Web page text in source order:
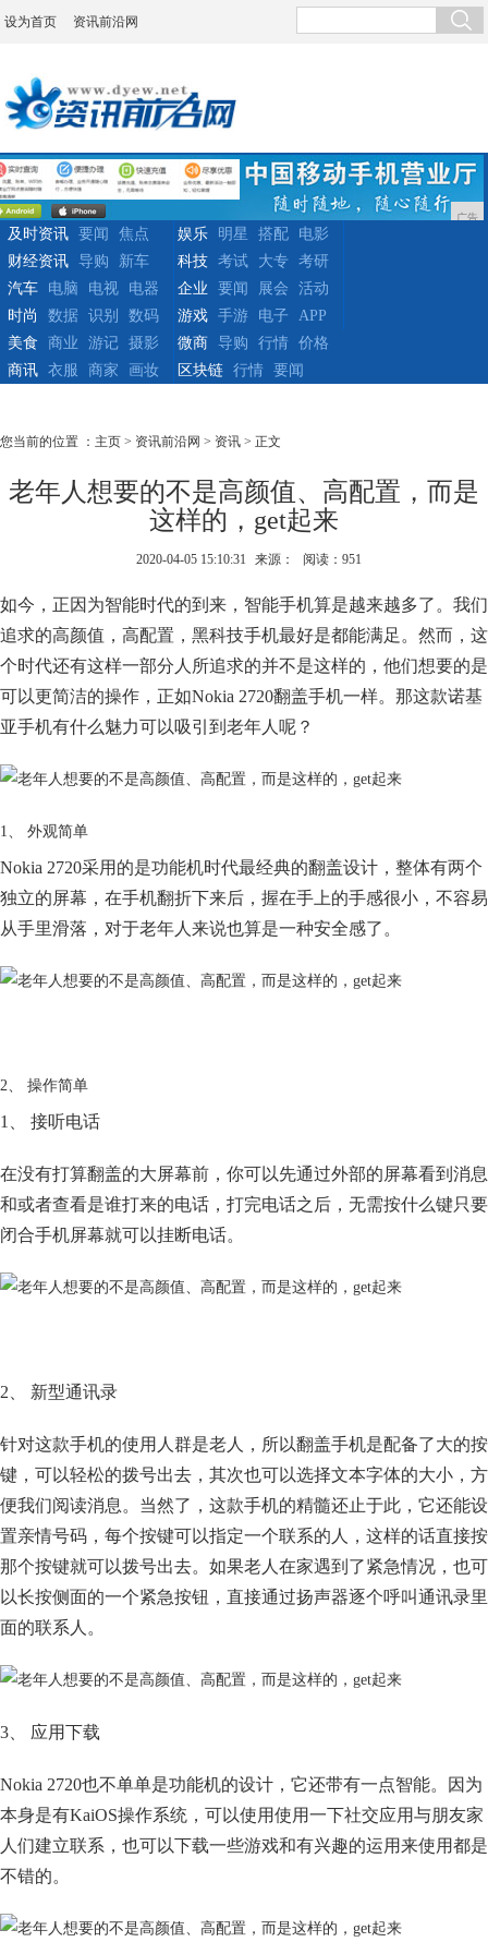
设为首页 资讯前沿网
广告
及时资讯 要闻
焦点
财经资讯
导购 新车
娱乐 明星 搭配
电影
科技
考试 大专
考研
汽车
电脑 电视
电器
时尚
数据 识别 数码
企业 要闻 展会
活动
游戏
手游 电子
APP
美食
商业 游记
摄影
商讯
衣服 商家 画妆
微商 导购 行情
价格
区块链
行情 要闻
您当前的位置 ： 主页 > 资讯前沿网 > 资讯 > 正文
老年人想要的不是高颜值、高配置，而是
这样的，get起来
2020-04-05 15:10:31 来源： 阅读：951
如今，正因为智能时代的到来，智能手机算是越来越多了。我们
追求的高颜值，高配置，黑科技手机最好是都能满足。然而，这
个时代还有这样一部分人所追求的并不是这样的，他们想要的是
可以更简洁的操作，正如Nokia 2720翻盖手机一样。那这款诺基
亚手机有什么魅力可以吸引到老年人呢？
1、 外观简单
Nokia 2720采用的是功能机时代最经典的翻盖设计，整体有两个
独立的屏幕，在手机翻折下来后，握在手上的手感很小，不容易
从手里滑落，对于老年人来说也算是一种安全感了。
2、 操作简单
1、 接听电话
在没有打算翻盖的大屏幕前，你可以先通过外部的屏幕看到消息
和或者查看是谁打来的电话，打完电话之后，无需按什么键只要
闭合手机屏幕就可以挂断电话。
2、 新型通讯录
针对这款手机的使用人群是老人，所以翻盖手机是配备了大的按
键，可以轻松的拨号出去，其次也可以选择文本字体的大小，方
便我们阅读消息。当然了，这款手机的精髓还止于此，它还能设
置亲情号码，每个按键可以指定一个联系的人，这样的话直接按
那个按键就可以拨号出去。如果老人在家遇到了紧急情况，也可
以长按侧面的一个紧急按钮，直接通过扬声器逐个呼叫通讯录里
面的联系人。
3、 应用下载
Nokia 2720也不单单是功能机的设计，它还带有一点智能。因为
本身是有KaiOS操作系统，可以使用使用一下社交应用与朋友家
人们建立联系，也可以下载一些游戏和有兴趣的运用来使用都是
不错的。